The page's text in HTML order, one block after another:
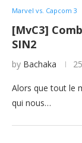
Marvel vs. Capcom 3
[MvC3]
SIN2
by Bachaka
Alors que tout le
qui nous…